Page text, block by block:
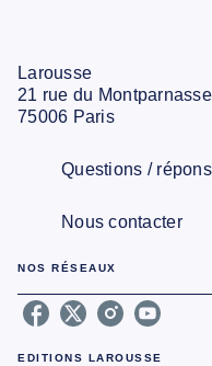
Larousse
21 rue du Montparnasse
75006 Paris
Questions /
Nous contacter
NOS RÉSEAUX
EDITIONS LAROUSSE